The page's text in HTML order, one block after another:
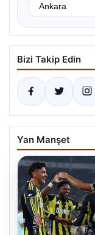
Bizi Takip Edin
Yan Manşet